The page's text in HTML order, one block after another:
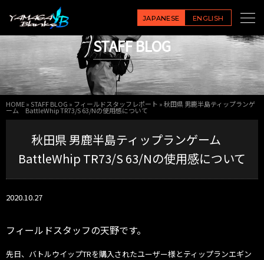
JAPANESE ENGLISH
STAFF BLOG
HOME»STAFF BLOG » フィールドスタッフレポート »秋田県 男鹿半島ティップランゲ
ーム BattleWhip TR73/S 63/Nの使用感について
秋田県 男鹿半島ティップランゲーム
BattleWhip TR73/S 63/Nの使用感について
2020.10.27
フィールドスタッフの天野です。
先日、 バトルウイップTRを購入されたユーザー様とティップランエギン